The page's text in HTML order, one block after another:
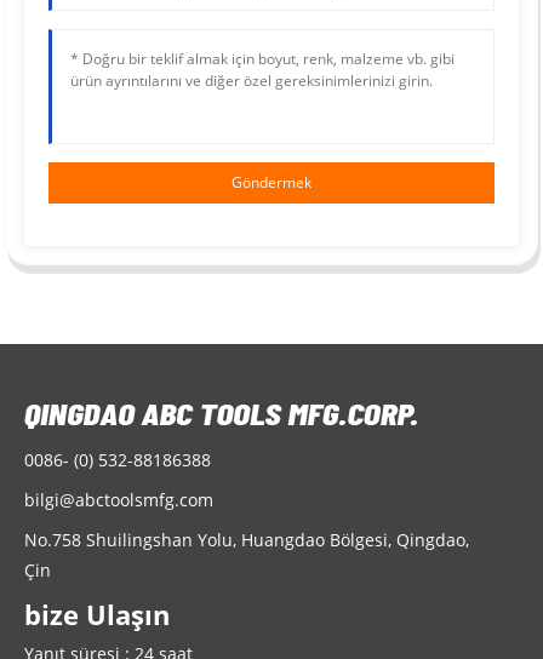
Göndermek
0086- (0) 532-88186388
bilgi@abctoolsmfg.com
No.758 Shuilingshan Yolu, Huangdao Bölgesi, Qingdao,
Çin
bize Ulaşın
Yanıt süresi : 24 saat